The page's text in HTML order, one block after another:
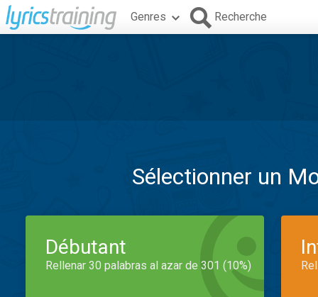
Genres Recherche
Sélectionner un
Débutant
Rellenar 30 palabras al azar de 301 (10%)